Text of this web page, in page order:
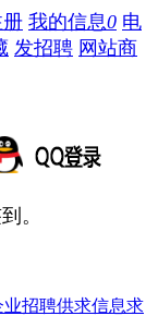
我的信息0 电
发招聘 网站商
。
业招聘供求信息求